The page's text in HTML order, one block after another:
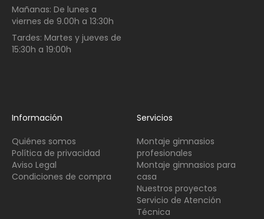
Mañanas: De lunes a
viernes de 9.00h a 13:30h
Tardes: Martes y jueves de
15:30h a 19:00h
Información
Quiénes somos
Política de privacidad
Aviso Legal
Condiciones de compra
Servicios
Montaje gimnasios
profesionales
Montaje gimnasios para
casa
Nuestros proyectos
Servicio de Atención
Técnica